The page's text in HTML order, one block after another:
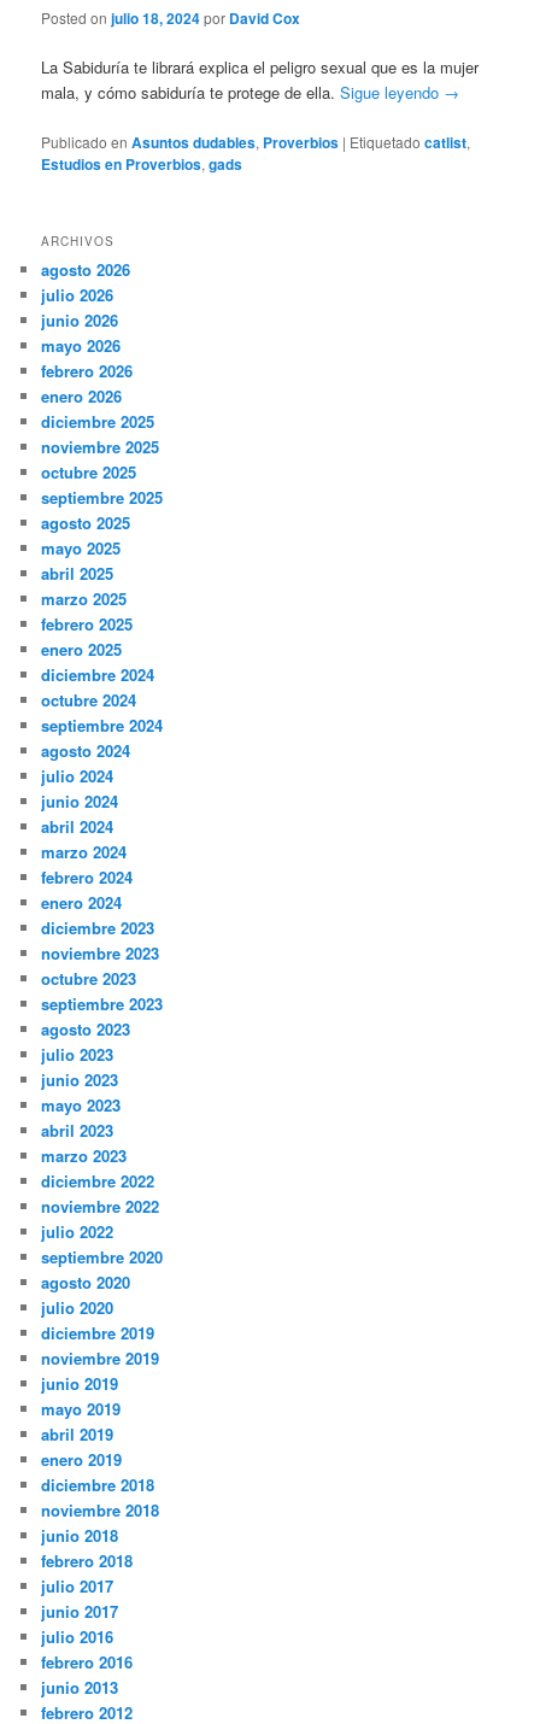
Posted onjulio 18, 2024por David Cox
La Sabiduría te librará explica el peligro sexual que es la mujer
mala, y cómo sabiduría te protege de ella.Sigue leyendo →
Publicado en Asuntos dudables, Proverbios | Etiquetado catlist,
Estudios en Proverbios,gads
ARCHIVOS
agosto 2026
julio 2026
junio 2026
mayo 2026
febrero 2026
enero 2026
diciembre 2025
noviembre 2025
octubre 2025
septiembre 2025
agosto 2025
mayo 2025
abril 2025
marzo 2025
febrero 2025
enero 2025
diciembre 2024
octubre 2024
septiembre 2024
agosto 2024
julio 2024
junio 2024
abril 2024
marzo 2024
febrero 2024
enero 2024
diciembre 2023
noviembre 2023
octubre 2023
septiembre 2023
agosto 2023
julio 2023
junio 2023
mayo 2023
abril 2023
marzo 2023
diciembre 2022
noviembre 2022
julio 2022
septiembre 2020
agosto 2020
julio 2020
diciembre 2019
noviembre 2019
junio 2019
mayo 2019
abril 2019
enero 2019
diciembre 2018
noviembre 2018
junio 2018
febrero 2018
julio 2017
junio 2017
julio 2016
febrero 2016
junio 2013
febrero 2012